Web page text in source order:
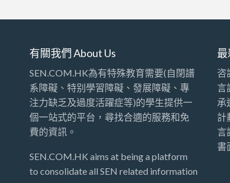
有關我們 About Us
SEN.COM.HK為有特殊教育需要(自閉譜
系障礙、特别學習障礙、發展障礙、專
注力缺乏及過度活躍症等)的學生提供一
個一站式的平台，尋找合適的服務和免
費的資訊。
SEN.COM.HK aims at being a platform
to consolidate all SEN related information
咨
言
承
計
言
書